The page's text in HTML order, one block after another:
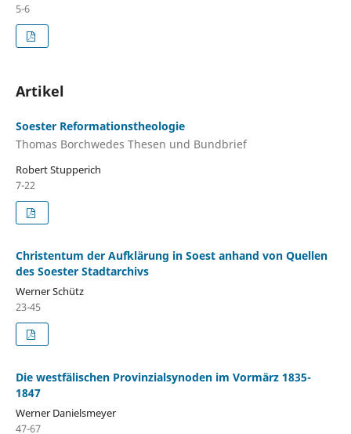
5-6
Artikel
Soester Reformationstheologie
Thomas Borchwedes Thesen und Bundbrief
Robert Stupperich
7-22
Christentum der Aufklärung in Soest anhand von Quellen
des Soester Stadtarchivs
Werner Schütz
23-45
Die westfälischen Provinzialsynoden im Vormärz 1835-
1847
Werner Danielsmeyer
47-67